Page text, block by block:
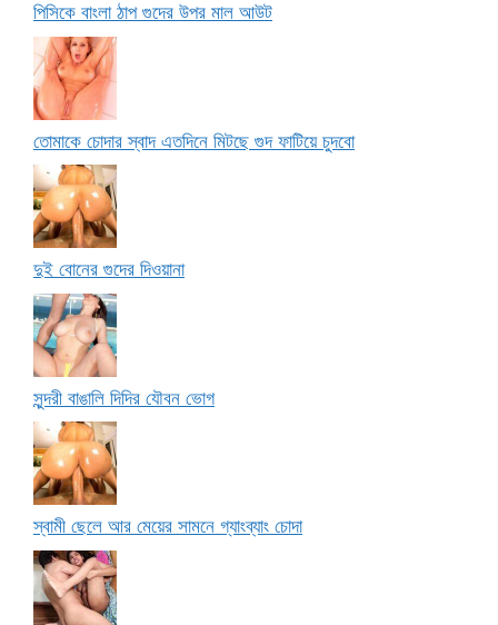
পিসিকে বাংলা ঠাপ গুদের উপর মাল আউট
তোমাকে চোদার স্বাদ এতদিনে মিটছে গুদ ফাটিয়ে চুদবো
দুই বোনের গুদের দিওয়ানা
সুন্দরী বাঙালি দিদির যৌবন ভোগ
স্বামী ছেলে আর মেয়ের সামনে গ্যাংব্যাং চোদা